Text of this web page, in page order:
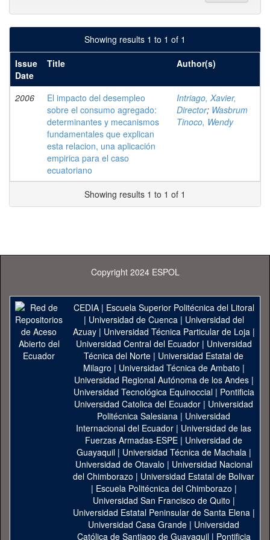
Showing results 1 to 1 of 1
Issue
Date
Title Author(s)
2006
El impacto del desempleo
sobre el consumo agregado:
determinantes y mecanismos
fundamentales que explican
esta relacion, una aplicación
empirica para el caso
ecuatoriano
Intriago, Xavier,
Director; Wasbrum
Tinoco, Wendy
Showing results 1 to 1 of 1
Copyright 2024 ESPOL
CEDIA| Escuela Superior Politécnica del Litoral
| Universidad de Cuenca| Universidad del
Azuay| Universidad Técnica Particular de Loja|
Universidad Central del Ecuador| Universidad
Técnica del Norte | Universidad Estatal de
Milagro | Universidad Técnica de Ambato |
Universidad Regional Autónoma de los Andes|
Universidad Tecnológica Equinoccial| Pontificia
Universidad Catolica del Ecuador | Universidad
Politécnica Salesiana | Universidad
Internacional del Ecuador | Universidad de las
Fuerzas Armadas-ESPE | Universidad de
Guayaquil| Universidad Técnica de Machala|
Universidad de Otavalo | Universidad Nacional
del Chimborazo | Universidad Estatal de Bolivar
| Escuela Politécnica del Chimborazo |
Universidad San Francisco de Quito |
Universidad Estatal Peninsular de Santa Elena|
Universidad Casa Grande | Universidad
Católica de Santiago de Guayaquil| Pontificia